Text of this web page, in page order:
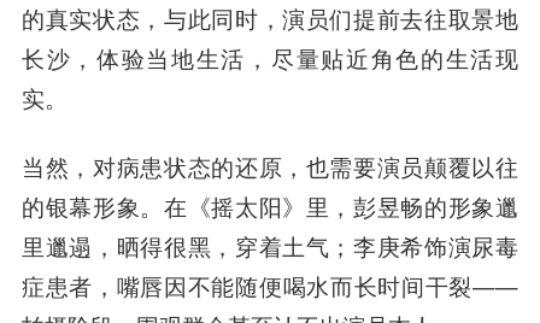
的真实状态，与此同时，演员们提前去往取景地
长沙，体验当地生活，尽量贴近角色的生活现
实。
当然，对病患状态的还原，也需要演员颠覆以往
的银幕形象。在《摇太阳》里，彭昱畅的形象邋
里邋遢，晒得很黑，穿着土气；李庚希饰演尿毒
症患者，嘴唇因不能随便喝水而长时间干裂——